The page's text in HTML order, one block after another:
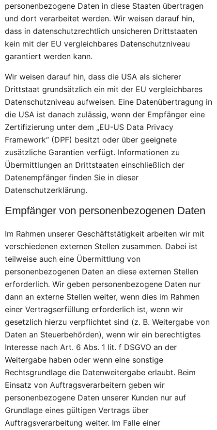
personenbezogene Daten in diese Staaten übertragen
und dort verarbeitet werden. Wir weisen darauf hin,
dass in datenschutzrechtlich unsicheren Drittstaaten
kein mit der EU vergleichbares Datenschutzniveau
garantiert werden kann.
Wir weisen darauf hin, dass die USA als sicherer
Drittstaat grundsätzlich ein mit der EU vergleichbares
Datenschutzniveau aufweisen. Eine Datenübertragung in
die USA ist danach zulässig, wenn der Empfänger eine
Zertifizierung unter dem „EU-US Data Privacy
Framework“ (DPF) besitzt oder über geeignete
zusätzliche Garantien verfügt. Informationen zu
Übermittlungen an Drittstaaten einschließlich der
Datenempfänger finden Sie in dieser
Datenschutzerklärung.
Empfänger von personenbezogenen Daten
Im Rahmen unserer Geschäftstätigkeit arbeiten wir mit
verschiedenen externen Stellen zusammen. Dabei ist
teilweise auch eine Übermittlung von
personenbezogenen Daten an diese externen Stellen
erforderlich. Wir geben personenbezogene Daten nur
dann an externe Stellen weiter, wenn dies im Rahmen
einer Vertragserfüllung erforderlich ist, wenn wir
gesetzlich hierzu verpflichtet sind (z. B. Weitergabe von
Daten an Steuerbehörden), wenn wir ein berechtigtes
Interesse nach Art. 6 Abs. 1 lit. f DSGVO an der
Weitergabe haben oder wenn eine sonstige
Rechtsgrundlage die Datenweitergabe erlaubt. Beim
Einsatz von Auftragsverarbeitern geben wir
personenbezogene Daten unserer Kunden nur auf
Grundlage eines gültigen Vertrags über
Auftragsverarbeitung weiter. Im Falle einer